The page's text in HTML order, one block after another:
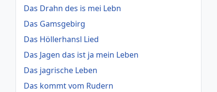
Das Drahn des is mei Lebn
Das Gamsgebirg
Das Höllerhansl Lied
Das Jagen das ist ja mein Leben
Das jagrische Leben
Das kommt vom Rudern